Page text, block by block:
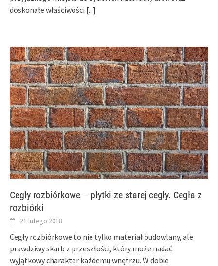
doskonałe właściwości [...]
Cegły rozbiórkowe – płytki ze starej cegły. Cegła z
rozbiórki
21 lutego 2018
Cegły rozbiórkowe to nie tylko materiał budowlany, ale
prawdziwy skarb z przeszłości, który może nadać
wyjątkowy charakter każdemu wnętrzu. W dobie